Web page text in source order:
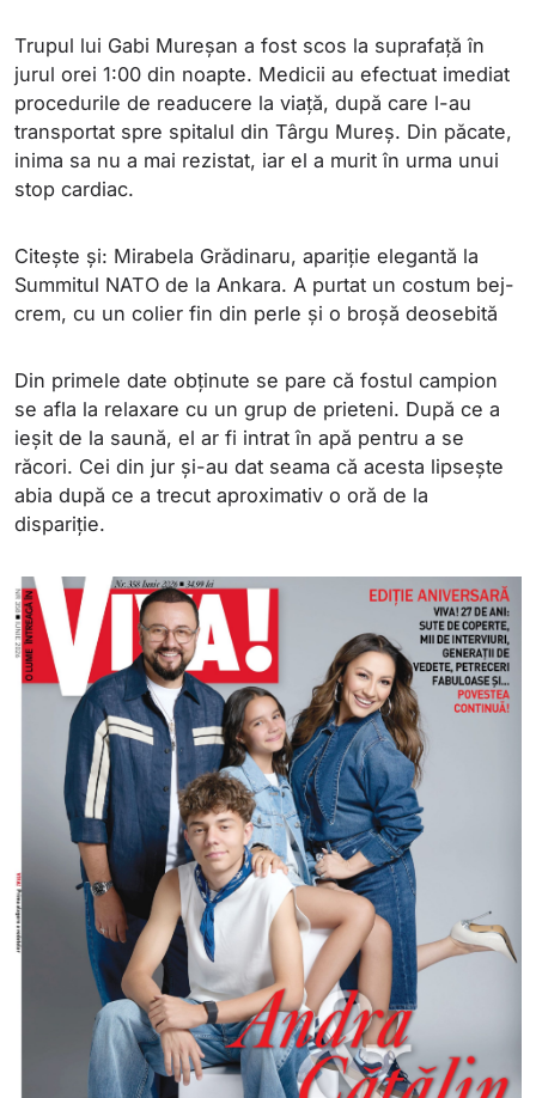
Trupul lui Gabi Mureșan a fost scos la suprafață în
jurul orei 1:00 din noapte. Medicii au efectuat imediat
procedurile de readucere la viață, după care l-au
transportat spre spitalul din Târgu Mureș. Din păcate,
inima sa nu a mai rezistat, iar el a murit în urma unui
stop cardiac.
Citește și: Mirabela Grădinaru, apariție elegantă la
Summitul NATO de la Ankara. A purtat un costum bej-
crem, cu un colier fin din perle și o broșă deosebită
Din primele date obținute se pare că fostul campion
se afla la relaxare cu un grup de prieteni. După ce a
ieșit de la saună, el ar fi intrat în apă pentru a se
răcori. Cei din jur și-au dat seama că acesta lipsește
abia după ce a trecut aproximativ o oră de la
dispariție.